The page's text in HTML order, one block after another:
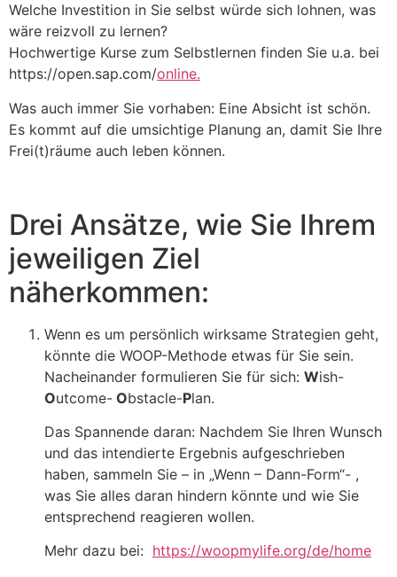
Welche Investition in Sie selbst würde sich lohnen, was
wäre reizvoll zu lernen?
Hochwertige Kurse zum Selbstlernen finden Sie u.a. bei
https://open.sap.com/online.
Was auch immer Sie vorhaben: Eine Absicht ist schön.
Es kommt auf die umsichtige Planung an, damit Sie Ihre
Frei(t)räume auch leben können.
Drei Ansätze, wie Sie Ihrem
jeweiligen Ziel
näherkommen:
Wenn es um persönlich wirksame Strategien geht,
könnte die WOOP-Methode etwas für Sie sein.
Nacheinander formulieren Sie für sich: Wish-
Outcome- Obstacle-Plan.
Das Spannende daran: Nachdem Sie Ihren Wunsch
und das intendierte Ergebnis aufgeschrieben
haben, sammeln Sie – in „Wenn – Dann-Form“- ,
was Sie alles daran hindern könnte und wie Sie
entsprechend reagieren wollen.
Mehr dazu bei: https://woopmylife.org/de/home